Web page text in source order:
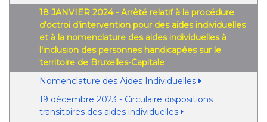
18 JANVIER 2024 - Arrêté relatif à la procédure
d'octroi d'intervention pour des aides individuelles
et à la nomenclature des aides individuelles à
l'inclusion des personnes handicapées sur le
territoire de Bruxelles-Capitale
Nomenclature des Aides Individuelles
19 décembre 2023 - Circulaire dispositions
transitoires des aides individuelles